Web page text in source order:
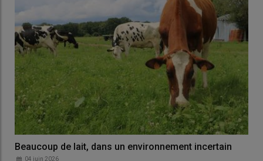
Beaucoup de lait, dans un environnement incertain
04 juin 2026